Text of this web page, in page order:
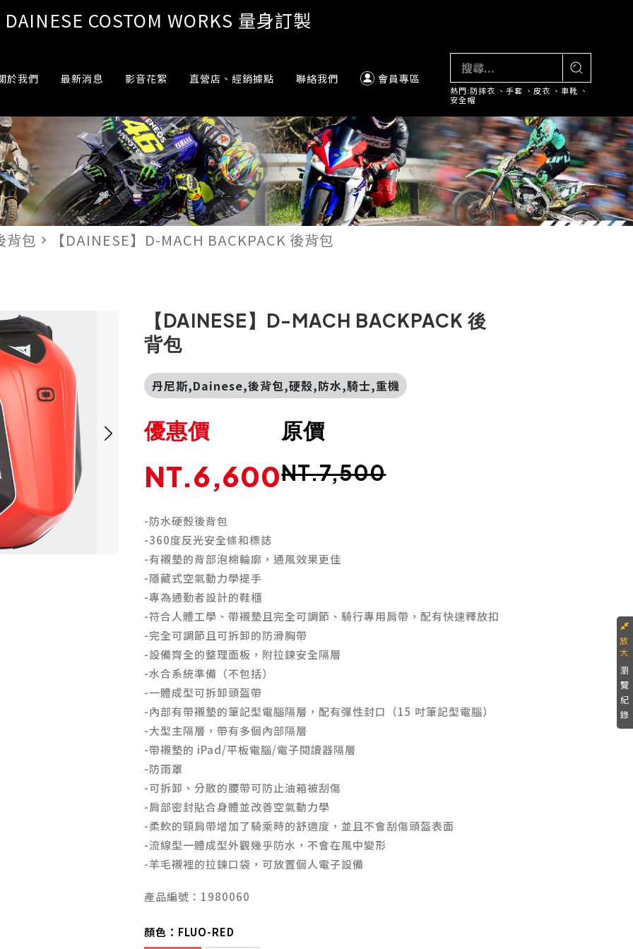
DAINESE COSTOM WORKS 量身訂製
於我們 最新消息 影音花絮 直營店、經銷據點 聯絡我們 會員專區
熱門:防摔衣 、手套 、 皮衣 、車靴 、
安全帽
背包 navigate_next 【DAINESE】D-MACH BACKPACK 後背包
【DAINESE】D-MACH BACKPACK 後
背包
丹尼斯,Dainese,後背包,硬殼,防水,騎士,重機
原價
NT.7,500
優惠價
NT.6,600
-防水硬殼後背包
-360度反光安全條和標誌
-有襯墊的背部泡棉輪廓，通風效果更佳
-隱藏式空氣動力學提手
-專為通勤者設計的鞋櫃
-符合人體工學、帶襯墊且完全可調節、騎行專用肩帶，配有快速釋放扣
-完全可調節且可拆卸的防滑胸帶
-設備齊全的整理面板，附拉鍊安全隔層
-水合系統準備（不包括）
-一體成型可拆卸頭盔帶
-內部有帶襯墊的筆記型電腦隔層，配有彈性封口（15 吋筆記型電腦）
-大型主隔層，帶有多個內部隔層
-帶襯墊的 iPad/平板電腦/電子閱讀器隔層
-防雨罩
-可拆卸、分散的腰帶可防止油箱被刮傷
-肩部密封貼合身體並改善空氣動力學
-柔軟的頸肩帶增加了騎乘時的舒適度，並且不會刮傷頭盔表面
-流線型一體成型外觀幾乎防水，不會在風中變形
-羊毛襯裡的拉鍊口袋，可放置個人電子設備
產品編號：1980060
顏色： FLUO-RED
瀏
覽
紀
錄